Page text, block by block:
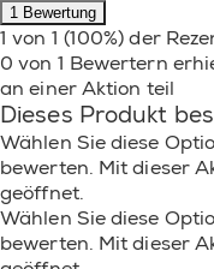
1 Bewertung
1 von 1 (100%) der
0 von 1 Bewertern
an einer Aktion teil
Dieses Produkt
Wählen Sie diese
bewerten. Mit dieser
geöffnet.
Wählen Sie diese
bewerten. Mit dieser